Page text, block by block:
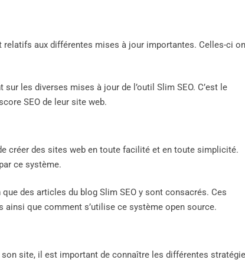
aux différentes mises à jour importantes. Celles-ci
les diverses mises à jour de l’outil Slim SEO. C’est le
SEO de leur site web.
créer des sites web en toute facilité et en toute simplicité.
ce système.
des articles du blog Slim SEO y sont consacrés. Ces
que comment s’utilise ce système open source.
son site, il est important de connaître les différentes